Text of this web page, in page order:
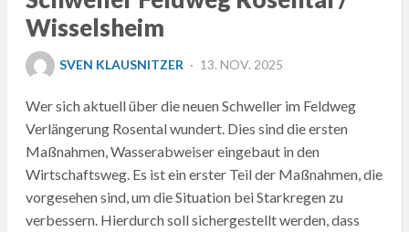
Wisselsheim
SVEN KLAUSNITZER
POSTED
13. NOV. 2025
Wer sich aktuell über die neuen Schweller im Feldweg
Verlängerung Rosental wundert. Dies sind die ersten
Maßnahmen, Wasserabweiser eingebaut in den
Wirtschaftsweg. Es ist ein erster Teil der Maßnahmen, die
vorgesehen sind, um die Situation bei Starkregen zu
verbessern. Hierdurch soll sichergestellt werden, dass